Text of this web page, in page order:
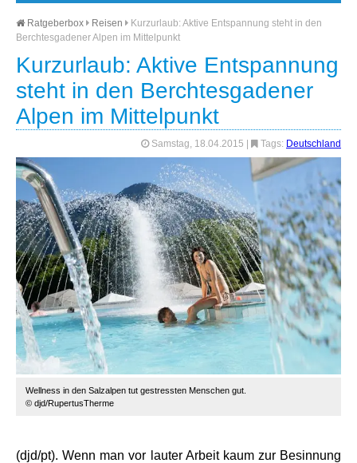
Ratgeberbox Reisen
Kurzurlaub: Aktive Entspannung steht in den
Berchtesgadener Alpen im Mittelpunkt
Kurzurlaub: Aktive Entspannung
steht in den Berchtesgadener
Alpen im Mittelpunkt
Samstag, 18.04.2015 Tags: Deutschland
Wellness in den Salzalpen tut gestressten Menschen gut.
© djd/RupertusTherme
(djd/pt). Wenn man vor lauter Arbeit kaum zur Besinnung